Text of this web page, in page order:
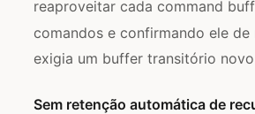
reaproveitar cada command
comandos e confirmando ele
exigia um buffer transitório
Sem retenção automática de